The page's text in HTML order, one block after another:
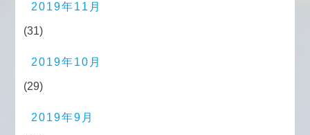
2019年11月
(31)
2019年10月
(29)
2019年9月